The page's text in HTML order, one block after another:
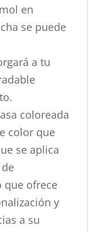
en
se puede
a tu
coloreada
color que
se aplica
que ofrece
y
a su